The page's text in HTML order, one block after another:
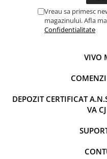
Vreau sa primesc
magazinului. Afla
Confidentialitate
VIVO
DEPOZIT CERTIFICAT
VA